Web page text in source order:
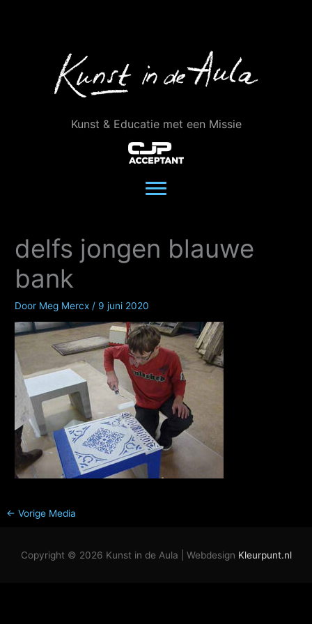
Kunst & Educatie met een Missie
delfs jongen blauwe
bank
Door Meg Mercx / 9 juni 2020
← Vorige Media
Copyright © 2026 Kunst in de Aula | Webdesign Kleurpunt.nl